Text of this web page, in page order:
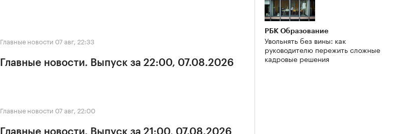
Главные новости 07 авг, 22:33
Главные новости. Выпуск за 22:00, 07.08.2026
Главные новости 07 авг, 22:00
РБК Образование
Увольнять без вины: как
руководителю пережить сложные
кадровые решения